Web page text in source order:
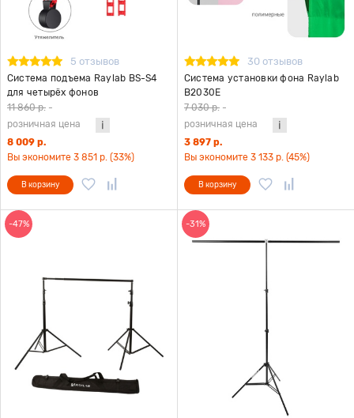
5 отзывов
Система подъема Raylab BS-S4
для четырёх фонов
11 860 р. -
розничная цена
8 009 р.
Вы экономите 3 851 р. (33%)
В корзину
30 отзывов
Система установки фона Raylab
B2030E
7 030 р. -
розничная цена
3 897 р.
Вы экономите 3 133 р. (45%)
В корзину
-47% -31%